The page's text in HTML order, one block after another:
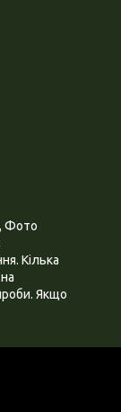
Фото
Кілька
Якщо